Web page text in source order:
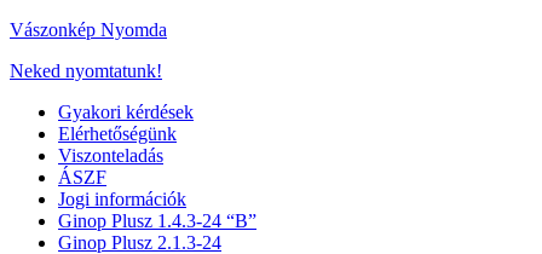
Vászonkép Nyomda
Neked nyomtatunk!
Gyakori kérdések
Elérhetőségünk
Viszonteladás
ÁSZF
Jogi információk
Ginop Plusz 1.4.3-24 “B”
Ginop Plusz 2.1.3-24